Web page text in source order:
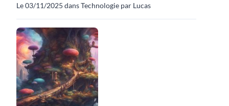
Le 03/11/2025 dans Technologie par Lucas